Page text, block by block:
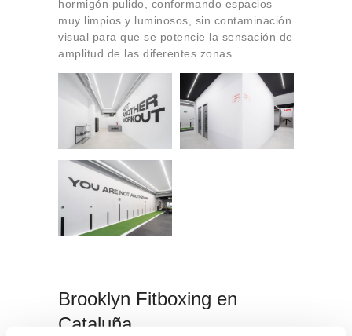
hormigón pulido, conformando espacios
muy limpios y luminosos, sin contaminación
visual para que se potencie la sensación de
amplitud de las diferentes zonas.
Brooklyn Fitboxing en
Cataluña